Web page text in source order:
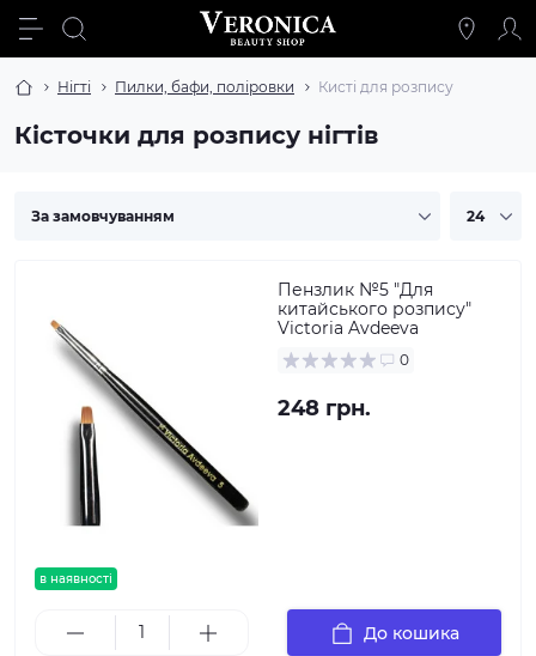
Нігті Пилки, бафи, поліровки Кисті для розпису
Кісточки для розпису нігтів
в наявності
Пензлик №5 "Для
китайського розпису"
Victoria Avdeeva
0
248 грн.
До кошика